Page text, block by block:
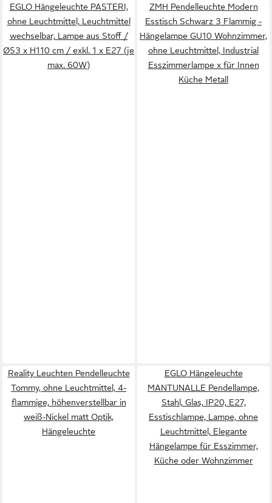
EGLO Hängeleuchte PASTERI,
ohne Leuchtmittel, Leuchtmittel
wechselbar, Lampe aus Stoff /
Ø53 x H110 cm / exkl. 1 x E27 (je
max. 60W)
ZMH Pendelleuchte Modern
Esstisch Schwarz 3 Flammig -
Hängelampe GU10 Wohnzimmer,
ohne Leuchtmittel, Industrial
Esszimmerlampe x für Innen
Küche Metall
Reality Leuchten Pendelleuchte
Tommy, ohne Leuchtmittel, 4-
flammige, höhenverstellbar in
weiß-Nickel matt Optik,
Hängeleuchte
EGLO Hängeleuchte
MANTUNALLE Pendellampe,
Stahl, Glas, IP20, E27,
Esstischlampe, Lampe, ohne
Leuchtmittel, Elegante
Hängelampe für Esszimmer,
Küche oder Wohnzimmer